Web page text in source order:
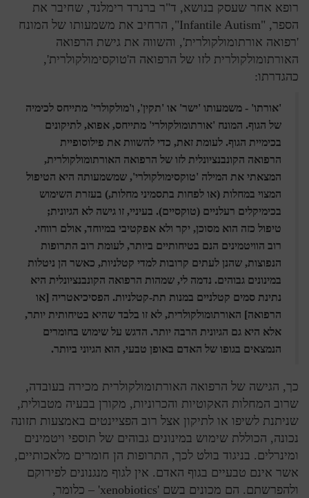
רופא אחר שעסק בנושא, ד"ר ברנרד רימלנד, שחיבר את
הספר, "Infantile Autism", הרחיב את משמעותו של המונח
'רפואה אורתומולקולרית', והשווה את גישת הרפואה
האורתומולקולרית לזו של הרפואה ה'טוקסימולקולרית',
כהגדרתו:
'אורתו' - משמעותו 'ישר' או 'תקין', ו'מולקולרי' מתייחס לכימיה
של הגוף. המונח 'אורתומולקולרי' מתייחס, אפוא, לתיקונים
בכימיית הגוף. לעומת זאת, כדי להשוות את פילוסופיית
הרפואה הקונבנציונלית לזו של הרפואה האורתומולקולרית,
המצאתי את המילה 'טוקסימולקולרי', שמשמעותה היא הטיפול
המצוי במחלות (או לפחות בתסמיני מחלות,) בעזרת השימוש
בכימיקלים רעלניים (טוקסיים). בעיניי, זו גישה לא הגיונית;
טיפול כזה הוא מסוכן, יקר ולא אפקטיבי במיוחד, אולם רווחי.
רוב הוויטמינים הנם בטיחותיים ביותר, לעומת רוב התרופות
הנפוצות, שהנן לעתים קרובות למדי קטלניות, כאשר הן ניטלות
במינונים גבוהים. נדמה לי, שמהות הרפואה הקונבנציונלית היא
נתינת סמים קטלניים במנות תת-קטלניות. הפסיכיאטריה [או
הרפואה] האורתומולקולרית, לא זו בלבד שהיא בטיחותית יותר,
אלא היא גם הגיונית הרבה יותר. הדגש על שימוש בחומרים
הנמצאים בגופו של האדם באופן טבעי, הוא הגיוני ביותר.
כך, הגישה של הרפואה האורתומולקולרית מכירה בעובדה,
שרוב המחלות האקוטיות והכרוניות, מקורן בבעיה מטבולית,
שניתנת לשיפו או לתיקון אצל רוב הפציינטים באמצעות תזונה
נכונה, הכוללת שימוש במינונים גבוהים של תוספי ויטמינים
ומינרלים. בניגוד בולט לכך, התרופות הן חומרים מלאכותיים,
אשר אינם טבעיים בגוף האדם. אין לגוף מנגנונים לפירוקם
ולהפרשתם. הם מכונים בשם 'xenobiotics' – כלומר,